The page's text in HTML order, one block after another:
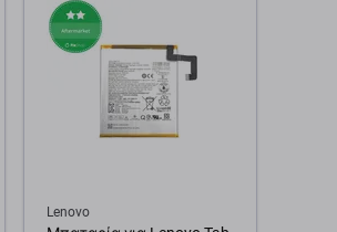
Lenovo